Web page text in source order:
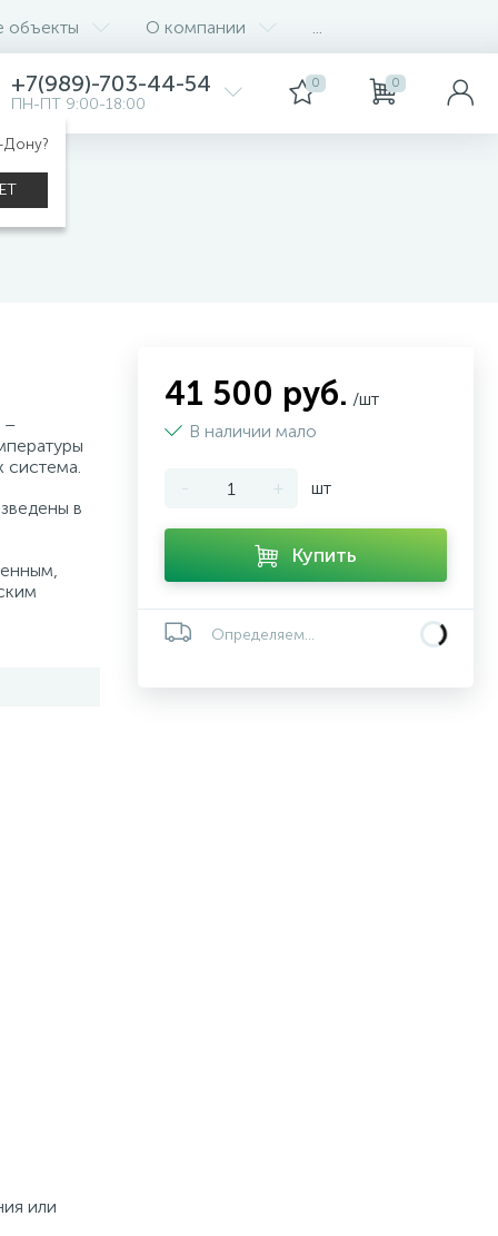
объекты О компании
Дону?
+7(989)-703-44-54
ПН-ПТ 9:00-18:00
0 0
–
система.
в
или
41 500 руб. /шт
В наличии мало
- + шт
Купить
Определяем...